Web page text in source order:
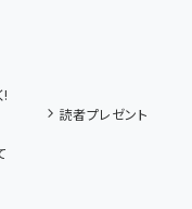
!
読者プレゼント